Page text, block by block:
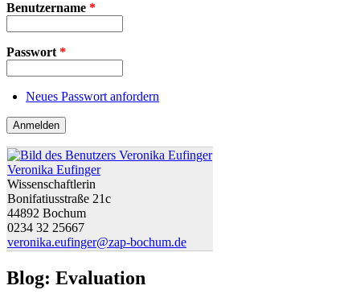
Benutzername *
Passwort *
Neues Passwort anfordern
Veronika Eufinger
Wissenschaftlerin
Bonifatiusstraße 21c
44892 Bochum
0234 32 25667
veronika.eufinger@zap-bochum.de
Blog: Evaluation